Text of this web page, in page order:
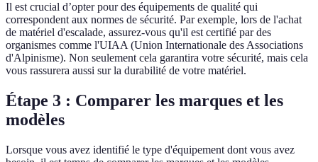
Il est crucial d’opter pour des équipements de qualité qui
correspondent aux normes de sécurité. Par exemple, lors de l'achat
de matériel d'escalade, assurez-vous qu'il est certifié par des
organismes comme l'UIAA (Union Internationale des Associations
d'Alpinisme). Non seulement cela garantira votre sécurité, mais cela
vous rassurera aussi sur la durabilité de votre matériel.
Étape 3 : Comparer les marques et les
modèles
Lorsque vous avez identifié le type d'équipement dont vous avez